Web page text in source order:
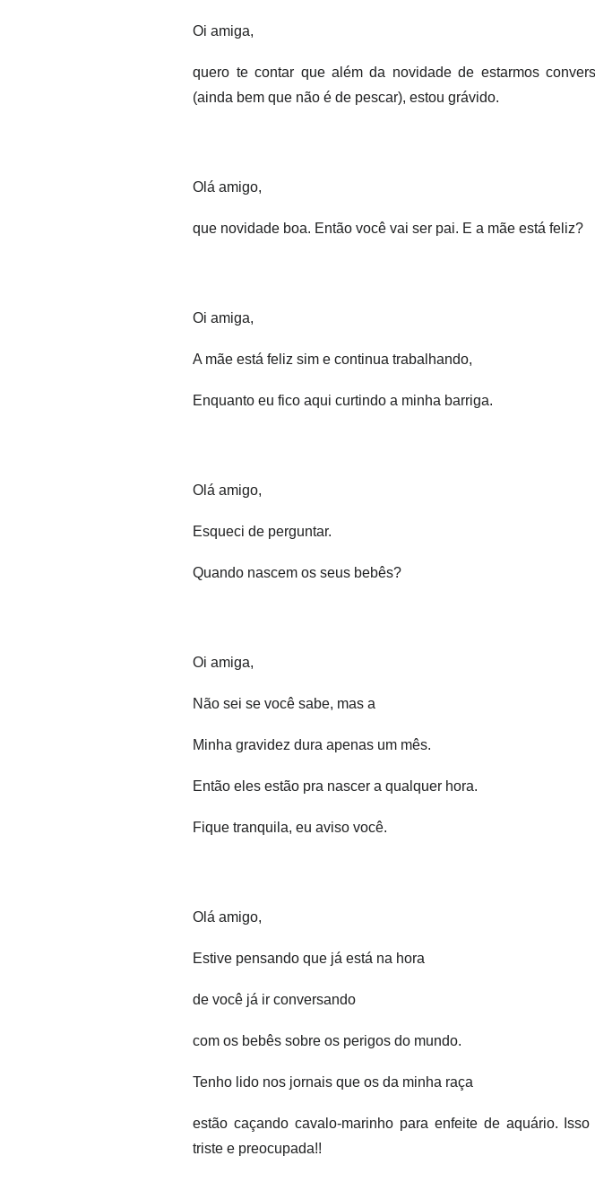
Oi amiga,
quero te contar que além da novidade de estarmos
(ainda bem que não é de pescar), estou grávido.
Olá amigo,
que novidade boa. Então você vai ser pai. E a mãe está feliz?
Oi amiga,
A mãe está feliz sim e continua trabalhando,
Enquanto eu fico aqui curtindo a minha barriga.
Olá amigo,
Esqueci de perguntar.
Quando nascem os seus bebês?
Oi amiga,
Não sei se você sabe, mas a
Minha gravidez dura apenas um mês.
Então eles estão pra nascer a qualquer hora.
Fique tranquila, eu aviso você.
Olá amigo,
Estive pensando que já está na hora
de você já ir conversando
com os bebês sobre os perigos do mundo.
Tenho lido nos jornais que os da minha raça
estão caçando cavalo-marinho para enfeite de aquário.
triste e preocupada!!